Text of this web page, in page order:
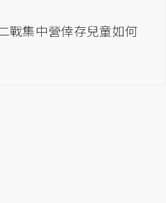
戰集中營倖存兒童如何